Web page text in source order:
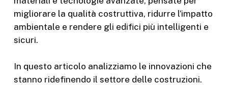
migliorare la qualità costruttiva, ridurre l’impatto
ambientale e rendere gli edifici più intelligenti e
sicuri.
In questo articolo analizziamo le innovazioni che
stanno ridefinendo il settore delle costruzioni.